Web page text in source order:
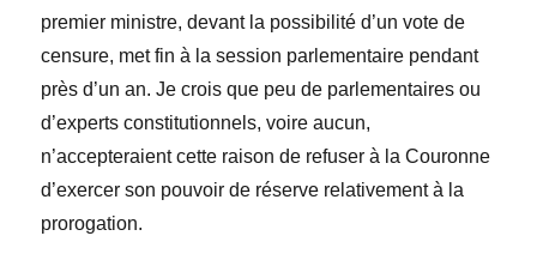
premier ministre, devant la possibilité d’un vote de
censure, met fin à la session parlementaire pendant
près d’un an. Je crois que peu de parlementaires ou
d’experts constitutionnels, voire aucun,
n’accepteraient cette raison de refuser à la Couronne
d’exercer son pouvoir de réserve relativement à la
prorogation.